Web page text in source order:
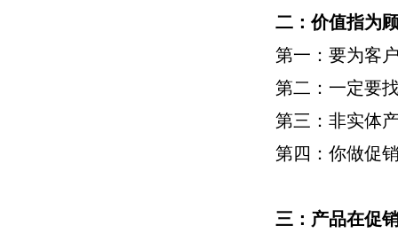
二：价值指为
第一：要为客
第二：一定要
第三：非实体
第四：你做促
三：产品在促